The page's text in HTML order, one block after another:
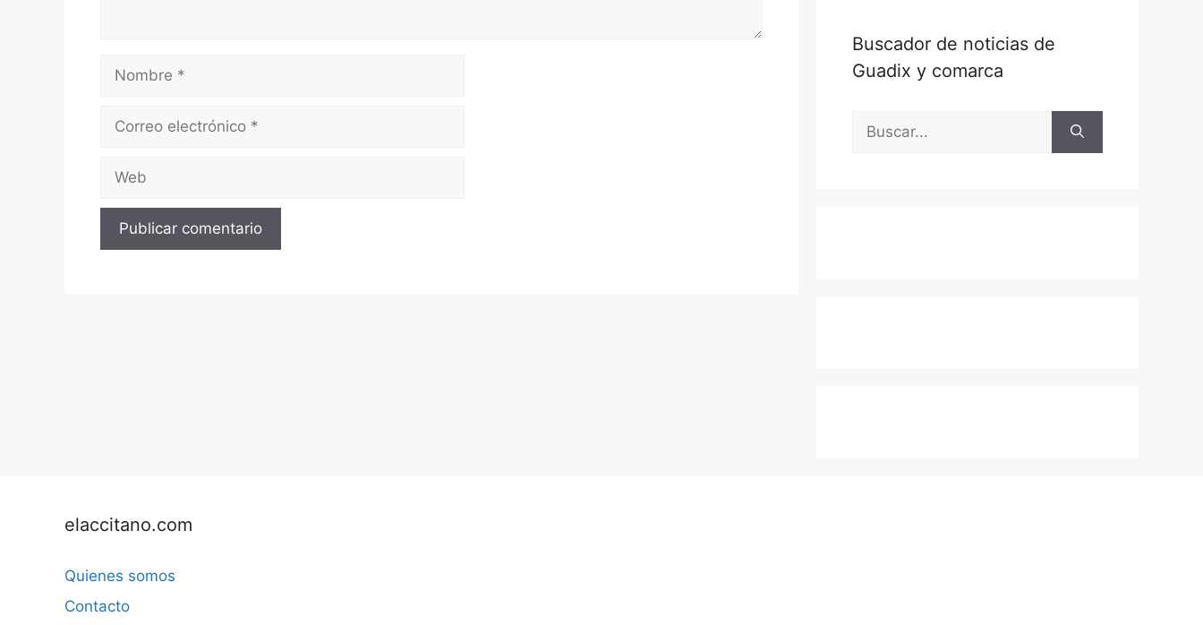
Nombre
Correo
Web
Buscador de noticias de
Guadix y comarca
Buscar:
elaccitano.com
Quienes somos
Contacto